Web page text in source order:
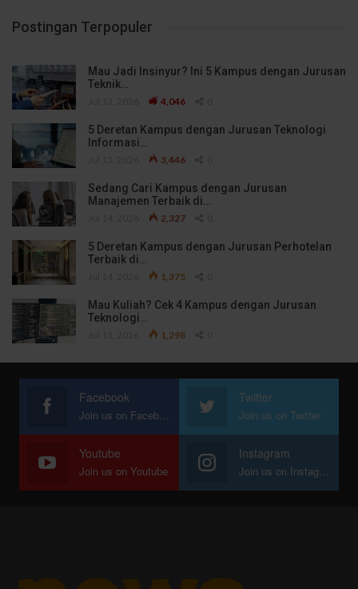
Postingan Terpopuler
Mau Jadi Insinyur? Ini 5 Kampus dengan Jurusan
Teknik…
4,046
5 Deretan Kampus dengan Jurusan Teknologi
Informasi…
3,446
Sedang Cari Kampus dengan Jurusan
Manajemen Terbaik di…
2,327
5 Deretan Kampus dengan Jurusan Perhotelan
Terbaik di…
1,375
Mau Kuliah? Cek 4 Kampus dengan Jurusan
Teknologi…
1,298
Facebook
Join us on Facebook
Twitter
Join us on Twitter
Youtube
Join us on Youtube
Instagram
Join us on Instagram